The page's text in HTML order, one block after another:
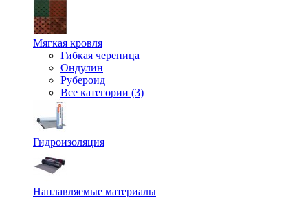
Мягкая кровля
Гибкая черепица
Ондулин
Рубероид
Все категории (3)
Гидроизоляция
Наплавляемые материалы